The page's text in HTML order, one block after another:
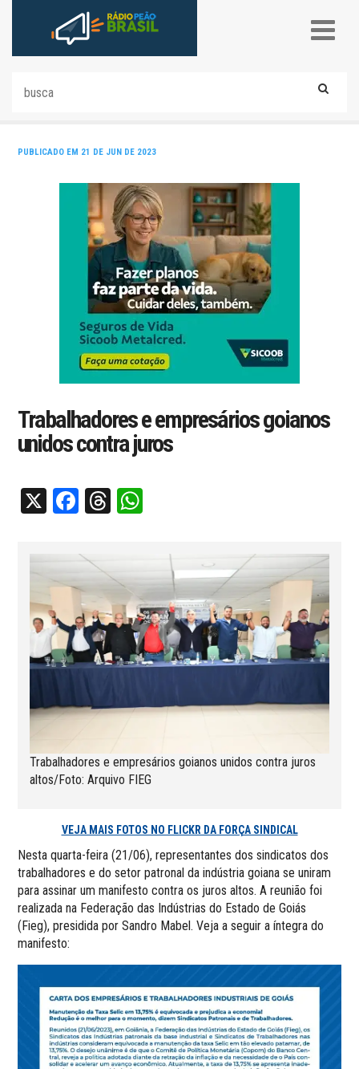
PUBLICADO EM 21 DE JUN DE 2023
Trabalhadores e empresários goianos
unidos contra juros
X Facebook
Threads
Trabalhadores e empresários goianos unidos contra juros
altos/Foto: Arquivo FIEG
VEJA MAIS FOTOS NO FLICKR DA FORÇA SINDICAL
Nesta quarta-feira (21/06), representantes dos sindicatos dos
trabalhadores e do setor patronal da indústria goiana se uniram
para assinar um manifesto contra os juros altos. A reunião foi
realizada na Federação das Indústrias do Estado de Goiás
(Fieg), presidida por Sandro Mabel. Veja a seguir a íntegra do
manifesto: